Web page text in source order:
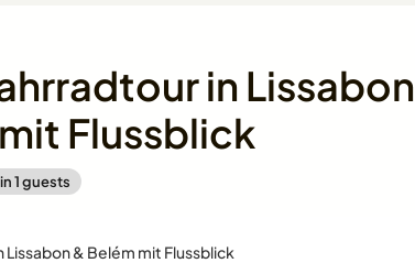
in Lissabon
Flussblick
1guests
Lissabon & Belém mit Flussblick